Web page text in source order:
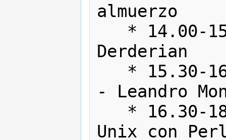
almuerzo
Derderian
- Leandro